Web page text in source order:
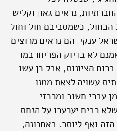
נראים גאון וקליש
כשמסביבם חול וחול
ענקי. הם נראים מרוצים
לא בדיוק הפריחו במו
הציונות, אבל כן עשו
עשויה לצאת ממנו
עברי חשוב ומרכזי
רבים יערערו על הנחת
ואף ליותר. באחרונה,